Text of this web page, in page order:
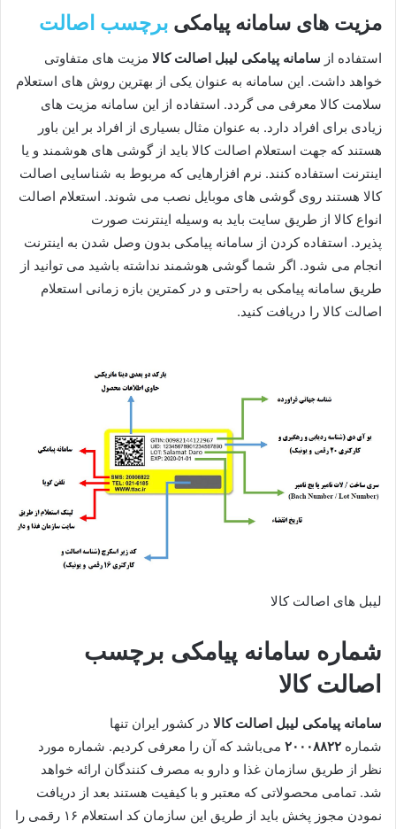
مزیت های سامانه پیامکی برچسب اصالت
استفاده از سامانه پیامکی لیبل اصالت کالا مزیت ‌های متفاوتی
خواهد داشت. این سامانه به عنوان یکی از بهترین روش‌ های استعلام
سلامت کالا معرفی می ‌گردد. استفاده از این سامانه مزیت‌ های
زیادی برای افراد دارد. به عنوان مثال بسیاری از افراد بر این باور
هستند که جهت استعلام اصالت کالا باید از گوشی‌ های هوشمند و یا
اینترنت استفاده کنند. نرم‌ افزارهایی که مربوط به شناسایی اصالت
کالا هستند روی گوشی‌ های موبایل نصب می ‌شوند. استعلام اصالت
انواع کالا از طریق سایت باید به وسیله اینترنت صورت
پذیرد. استفاده کردن از سامانه پیامکی بدون وصل شدن به اینترنت
انجام می‌ شود. اگر شما گوشی هوشمند نداشته باشید می‌ توانید از
طریق سامانه پیامکی به راحتی و در کمترین بازه زمانی استعلام
اصالت کالا را دریافت کنید.
لیبل ‌های اصالت کالا
شماره سامانه پیامکی برچسب
اصالت کالا
سامانه پیامکی لیبل اصالت کالا در کشور ایران تنها
شماره ۲۰۰۰۸۸۲۲ می‌باشد که آن را معرفی کردیم. شماره مورد
نظر از طریق سازمان غذا و دارو به مصرف کنندگان ارائه خواهد
شد. تمامی محصولاتی که معتبر و با کیفیت هستند بعد از دریافت
نمودن مجوز پخش باید از طریق این سازمان کد استعلام ۱۶ رقمی را